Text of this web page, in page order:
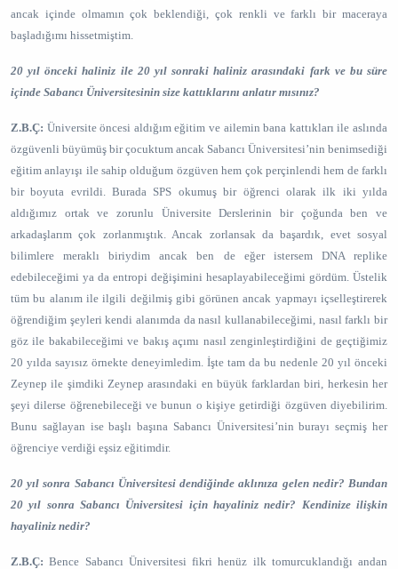
ancak içinde olmamın çok beklendiği, çok renkli ve farklı bir maceraya
başladığımı hissetmiştim.
20 yıl önceki haliniz ile 20 yıl sonraki haliniz arasındaki fark ve bu süre
içinde Sabancı Üniversitesinin size kattıklarını anlatır mısınız?
Z.B.Ç: Üniversite öncesi aldığım eğitim ve ailemin bana kattıkları ile aslında
özgüvenli büyümüş bir çocuktum ancak Sabancı Üniversitesi’nin benimsediği
eğitim anlayışı ile sahip olduğum özgüven hem çok perçinlendi hem de farklı
bir boyuta evrildi. Burada SPS okumuş bir öğrenci olarak ilk iki yılda
aldığımız ortak ve zorunlu Üniversite Derslerinin bir çoğunda ben ve
arkadaşlarım çok zorlanmıştık. Ancak zorlansak da başardık, evet sosyal
bilimlere meraklı biriydim ancak ben de eğer istersem DNA replike
edebileceğimi ya da entropi değişimini hesaplayabileceğimi gördüm. Üstelik
tüm bu alanım ile ilgili değilmiş gibi görünen ancak yapmayı içselleştirerek
öğrendiğim şeyleri kendi alanımda da nasıl kullanabileceğimi, nasıl farklı bir
göz ile bakabileceğimi ve bakış açımı nasıl zenginleştirdiğini de geçtiğimiz
20 yılda sayısız örnekte deneyimledim. İşte tam da bu nedenle 20 yıl önceki
Zeynep ile şimdiki Zeynep arasındaki en büyük farklardan biri, herkesin her
şeyi dilerse öğrenebileceği ve bunun o kişiye getirdiği özgüven diyebilirim.
Bunu sağlayan ise başlı başına Sabancı Üniversitesi’nin burayı seçmiş her
öğrenciye verdiği eşsiz eğitimdir.
20 yıl sonra Sabancı Üniversitesi dendiğinde aklınıza gelen nedir? Bundan
20 yıl sonra Sabancı Üniversitesi için hayaliniz nedir? Kendinize ilişkin
hayaliniz nedir?
Z.B.Ç: Bence Sabancı Üniversitesi fikri henüz ilk tomurcuklandığı andan